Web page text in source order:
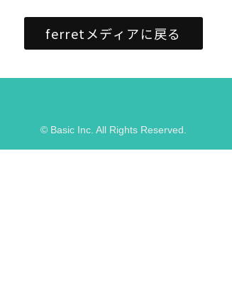
ferretメディアに戻る
© Basic Inc. All Rights Reserved.